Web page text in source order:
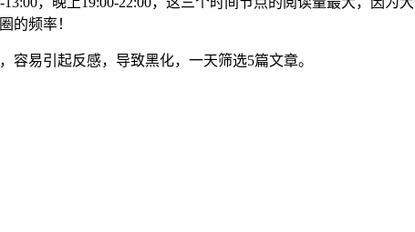
的频率！
易引起反感，导致黑化，一天筛选5篇文章。